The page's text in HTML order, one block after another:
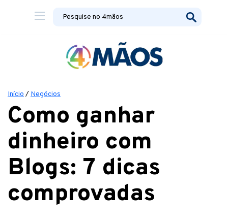
Início / Negócios
Como ganhar
dinheiro com
Blogs: 7 dicas
comprovadas